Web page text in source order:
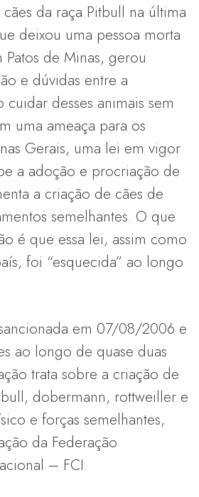
da raça Pitbull na última
deixou uma pessoa morta
de Minas, gerou
e dúvidas entre a
desses animais sem
uma ameaça para os
Gerais, uma lei em vigor
a adoção e procriação de
a criação de cães de
semelhantes. O que
é que essa lei, assim como
foi “esquecida” ao longo
em 07/08/2006 e
ao longo de quase duas
trata sobre a criação de
dobermann, rottweiller e
e forças semelhantes,
da Federação
– FCI.